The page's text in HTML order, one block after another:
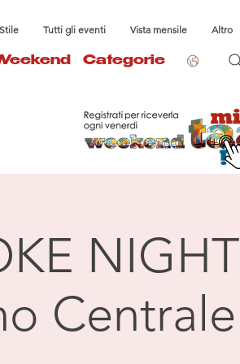
Stile Tutti gli eventi Vista mensile Altro
Categorie
NIGHT
Centrale